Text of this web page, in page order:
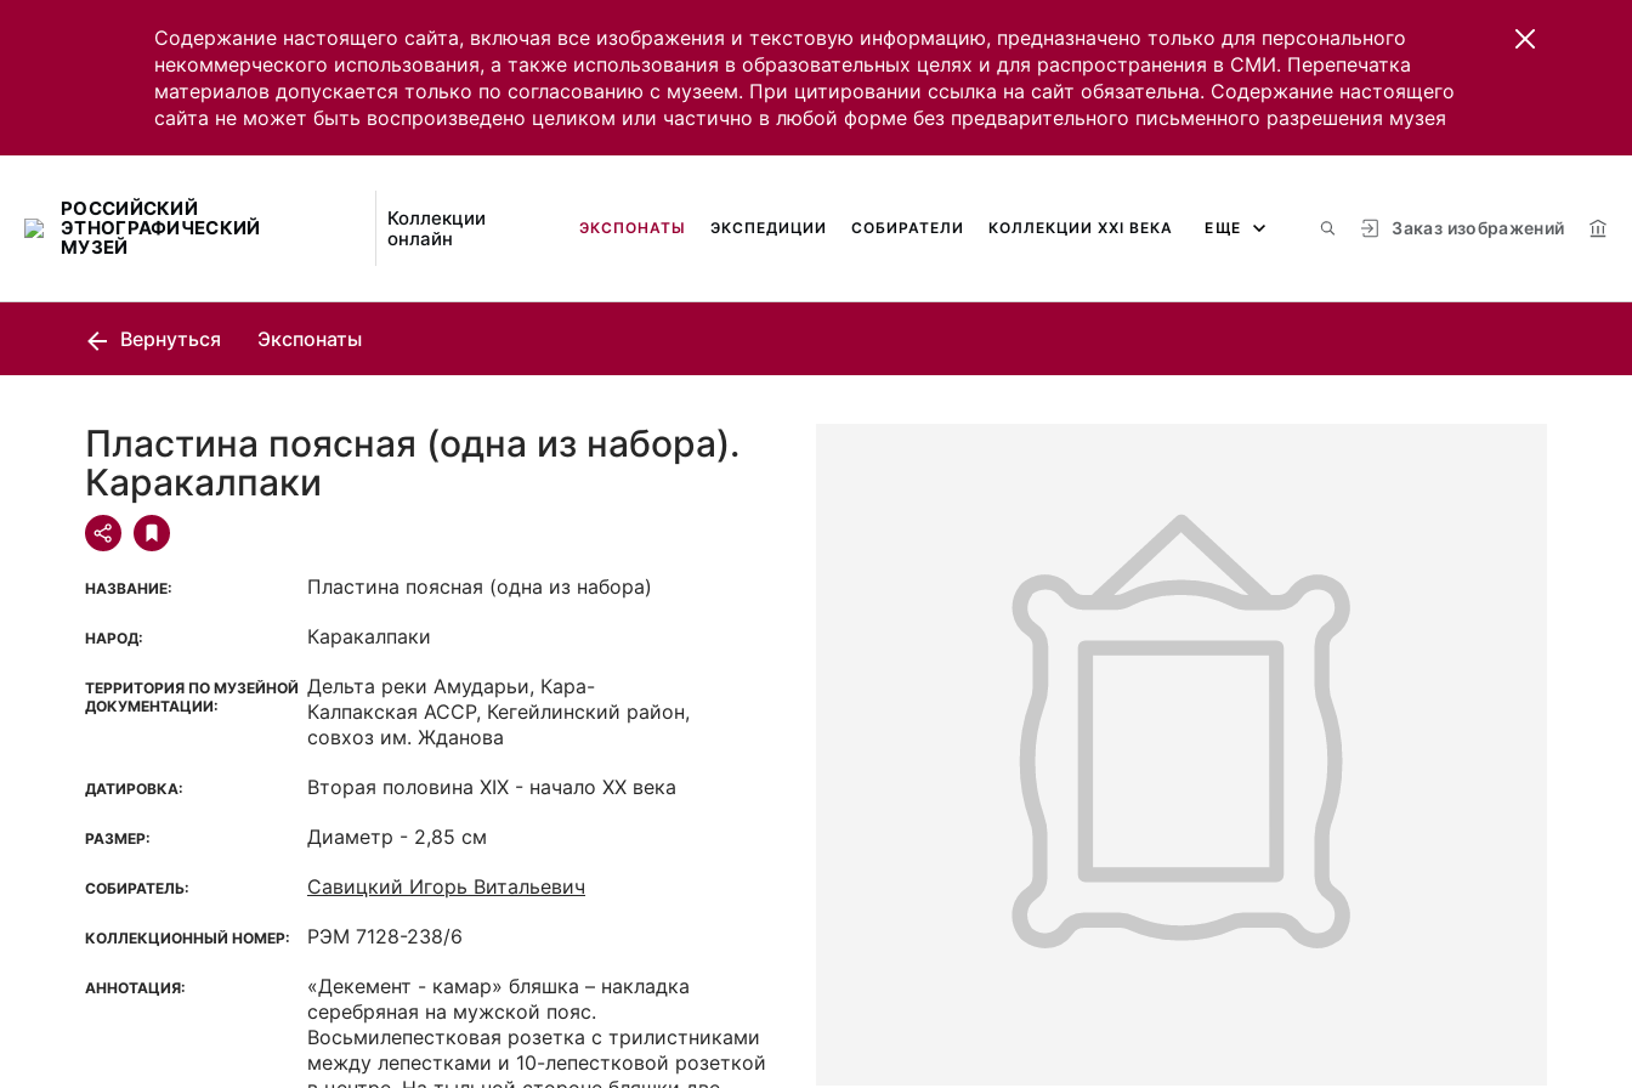
Содержание настоящего сайта, включая все изображения и текстовую информацию, предназначено только для персонального
некоммерческого использования, а также использования в образовательных целях и для распространения в СМИ. Перепечатка
материалов допускается только по согласованию с музеем. При цитировании ссылка на сайт обязательна. Содержание настоящего
сайта не может быть воспроизведено целиком или частично в любой форме без предварительного письменного разрешения музея
РОССИЙСКИЙ
ЭТНОГРАФИЧЕСКИЙ
МУЗЕЙ
Коллекции
онлайн
Заказ изображений
ЭКСПОНАТЫ ЭКСПЕДИЦИИ СОБИРАТЕЛИ КОЛЛЕКЦИИ XXI ВЕКА ЕЩЕ
Вернуться Экспонаты
Пластина поясная (одна из набора).
Каракалпаки
НАЗВАНИЕ: Пластина поясная (одна из набора)
НАРОД: Каракалпаки
ТЕРРИТОРИЯ ПО МУЗЕЙНОЙ
ДОКУМЕНТАЦИИ:
Дельта реки Амударьи, Кара-
Калпакская ACCP, Кегейлинский район,
совхоз им. Жданова
ДАТИРОВКА: Вторая половина XIX - начало ХХ века
РАЗМЕР: Диаметр - 2,85 см
СОБИРАТЕЛЬ: Савицкий Игорь Витальевич
КОЛЛЕКЦИОННЫЙ НОМЕР: РЭМ 7128-238/6
АННОТАЦИЯ:
«Декемент - камар» бляшка – накладка
серебряная на мужской пояс.
Восьмилепестковая розетка с трилистниками
между лепестками и 10-лепестковой розеткой